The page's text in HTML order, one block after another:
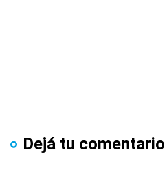
Dejá tu comentario